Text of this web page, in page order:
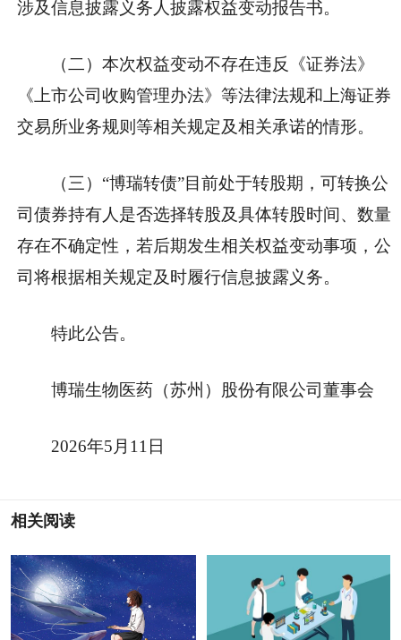
涉及信息披露义务人披露权益变动报告书。
（二）本次权益变动不存在违反《证券法》
《上市公司收购管理办法》等法律法规和上海证券
交易所业务规则等相关规定及相关承诺的情形。
（三）“博瑞转债”目前处于转股期，可转换公
司债券持有人是否选择转股及具体转股时间、数量
存在不确定性，若后期发生相关权益变动事项，公
司将根据相关规定及时履行信息披露义务。
特此公告。
博瑞生物医药（苏州）股份有限公司董事会
2026年5月11日
相关阅读